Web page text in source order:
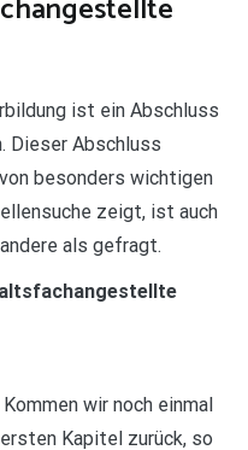
ist ein Abschluss
Dieser Abschluss
besonders wichtigen
zeigt, ist auch
als gefragt.
wir noch einmal
Kapitel zurück, so